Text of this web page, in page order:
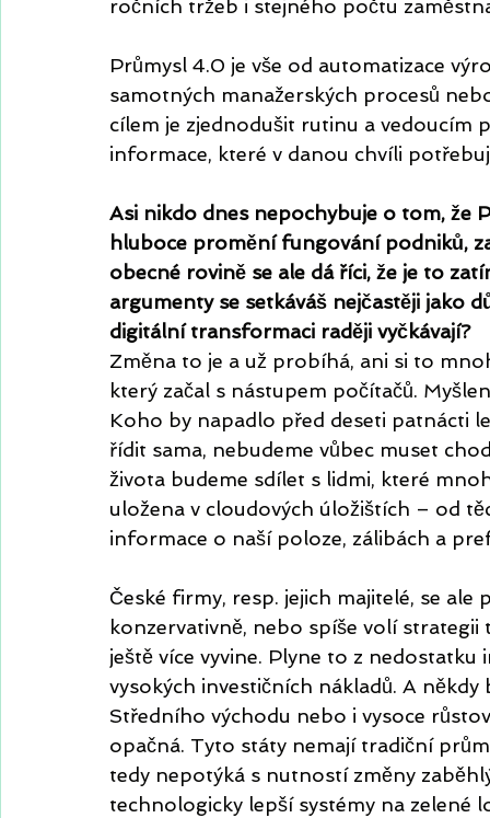
ročních tržeb i stejného počtu
Průmysl 4.0 je vše od automatizace
samotných manažerských procesů
cílem je zjednodušit rutinu a
informace, které v danou chvíli
Asi nikdo dnes nepochybuje o tom, že
hluboce promění fungování podniků,
obecné rovině se ale dá říci, že je to
argumenty se setkáváš nejčastěji jako
digitální transformaci raději vyčkávají?
Změna to je a už probíhá, ani si to
který začal s nástupem počítačů.
Koho by napadlo před deseti patnácti
řídit sama, nebudeme vůbec muset
života budeme sdílet s lidmi, které
uložena v cloudových úložištích – od
informace o naší poloze, zálibách a
České firmy, resp. jejich majitelé, se
konzervativně, nebo spíše volí
ještě více vyvine. Plyne to z
vysokých investičních nákladů. A
Středního východu nebo i vysoce
opačná. Tyto státy nemají tradiční
tedy nepotýká s nutností změny
technologicky lepší systémy na zelené